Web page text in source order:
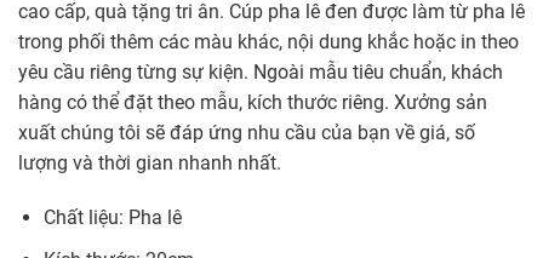
cao cấp, quà tặng tri ân. Cúp pha lê đen được làm từ pha lê
trong phối thêm các màu khác, nội dung khắc hoặc in theo
yêu cầu riêng từng sự kiện. Ngoài mẫu tiêu chuẩn, khách
hàng có thể đặt theo mẫu, kích thước riêng. Xưởng sản
xuất chúng tôi sẽ đáp ứng nhu cầu của bạn về giá, số
lượng và thời gian nhanh nhất.
Chất liệu: Pha lê